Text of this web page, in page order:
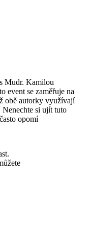
Mudr. Kamilou
event se zaměřuje na
obě autorky využívají
si ujít tuto
opomí